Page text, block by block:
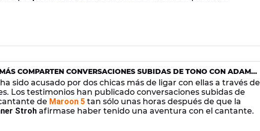
COMPARTEN CONVERSACIONES SUBIDAS DE TONO CON ADAM
ha sido acusado por dos chicas más de ligar con ellas a través de
Los testimonios han publicado conversaciones subidas de
de Maroon 5 tan sólo unas horas después de que la
Stroh afirmase haber tenido una aventura con el cantante.